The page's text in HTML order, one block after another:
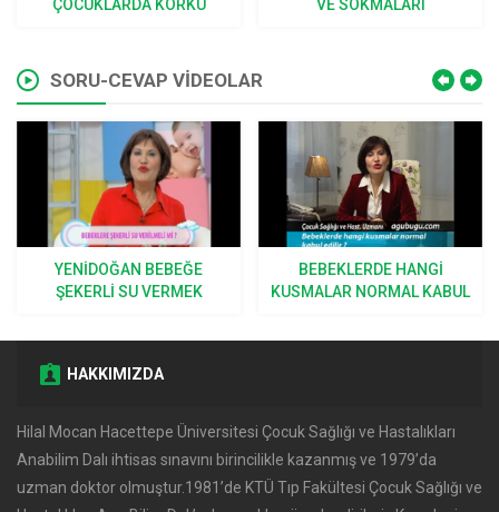
ÇOCUKLARDA KORKU
VE SOKMALARI
SORU-CEVAP VİDEOLAR
YENIDOĞAN BEBEĞE
ŞEKERLI SU VERMEK
BEBEKLERDE HANGI
KUSMALAR NORMAL KABUL
HAKKIMIZDA
Hilal Mocan Hacettepe Üniversitesi Çocuk Sağlığı ve Hastalıkları
Anabilim Dalı ihtisas sınavını birincilikle kazanmış ve 1979’da
uzman doktor olmuştur.1981’de KTÜ Tıp Fakültesi Çocuk Sağlığı ve